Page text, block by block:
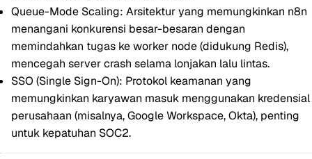
Queue-Mode Scaling: Arsitektur yang memungkinkan n8n
menangani konkurensi besar-besaran dengan
memindahkan tugas ke worker node (didukung Redis),
mencegah server crash selama lonjakan lalu lintas.
SSO (Single Sign-On): Protokol keamanan yang
memungkinkan karyawan masuk menggunakan kredensial
perusahaan (misalnya, Google Workspace, Okta), penting
untuk kepatuhan SOC2.